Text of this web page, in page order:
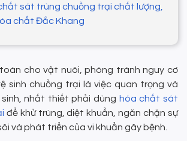
sát trùng chuồng trại chất lượng,
chất Đắc Khang
cho vật nuôi, phòng tránh nguy cơ
sinh chuồng trại là việc quan trọng và
nhất thiết phải dùng hóa chất sát
để khử trùng, diệt khuẩn, ngăn chặn sự
và phát triển của vi khuẩn gây bệnh.